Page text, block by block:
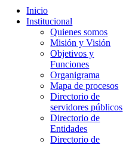
Inicio
Institucional
Quienes somos
Misión y Visión
Objetivos y
Funciones
Organigrama
Mapa de procesos
Directorio de
servidores públicos
Directorio de
Entidades
Directorio de